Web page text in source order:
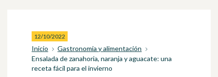
12/10/2022
Inicio
Gastronomía y alimentación
Ensalada de zanahoria, naranja y aguacate: una
receta fácil para el invierno